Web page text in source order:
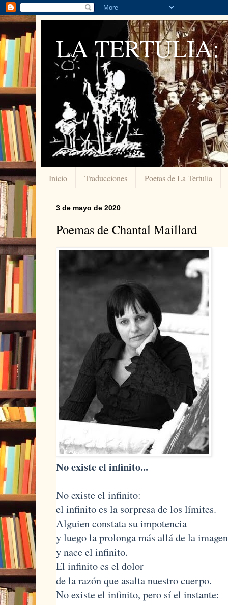
LA TERTULIA:
Inicio Traducciones Poetas de La Tertulia
3 de mayo de 2020
Poemas de Chantal Maillard
No existe el infinito...
No existe el infinito:
el infinito es la sorpresa de los límites.
Alguien constata su impotencia
y luego la prolonga más allá de la
y nace el infinito.
El infinito es el dolor
de la razón que asalta nuestro cuerpo.
No existe el infinito, pero sí el instante: